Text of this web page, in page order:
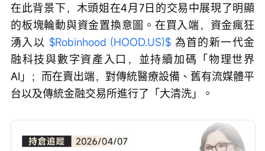
在此背景下，木頭姐在4月7日的交易中展現了明顯
的板塊輪動與資金置換意圖。在買入端，資金瘋狂
湧入以 $Robinhood (HOOD.US)$ 為首的新一代金
融科技與數字資產入口，並持續加碼「物理世界
AI」；而在賣出端，對傳統醫療設備、舊有流媒體平
台以及傳統金融交易所進行了「大清洗」。